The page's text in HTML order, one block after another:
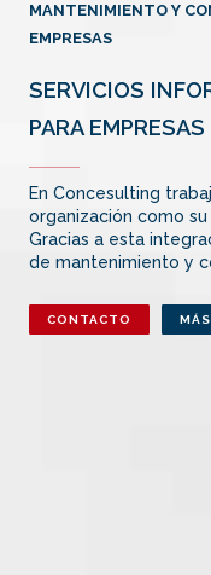
MANTENIMIENTO Y
EMPRESAS
SERVICIOS
PARA EMPRESAS
En Concesulting
organización como
Gracias a esta
de mantenimiento y
CONTACTO